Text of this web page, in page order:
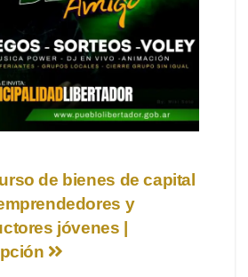
de bienes de capital
y
jóvenes |